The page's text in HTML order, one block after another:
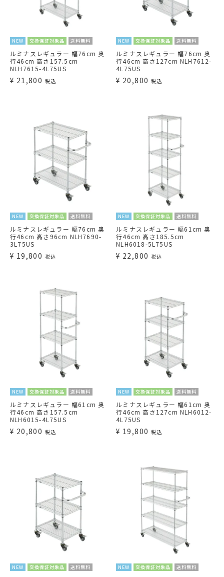
NEW 交換保証対象品 送料無料
ルミナスレギュラー 幅76cm 奥
行46cm 高さ157.5cm
NLH7615-4L75US
¥ 21,800 税込
NEW 交換保証対象品 送料無料
ルミナスレギュラー 幅76cm 奥
行46cm 高さ127cm NLH7612-
4L75US
¥ 20,800 税込
NEW 交換保証対象品 送料無料
ルミナスレギュラー 幅76cm 奥
行46cm 高さ96cm NLH7690-
3L75US
¥ 19,800 税込
NEW 交換保証対象品 送料無料
ルミナスレギュラー 幅61cm 奥
行46cm 高さ185.5cm
NLH6018-5L75US
¥ 22,800 税込
NEW 交換保証対象品 送料無料
ルミナスレギュラー 幅61cm 奥
行46cm 高さ157.5cm
NLH6015-4L75US
¥ 20,800 税込
NEW 交換保証対象品 送料無料
ルミナスレギュラー 幅61cm 奥
行46cm 高さ127cm NLH6012-
4L75US
¥ 19,800 税込
NEW 交換保証対象品 送料無料 NEW 交換保証対象品 送料無料